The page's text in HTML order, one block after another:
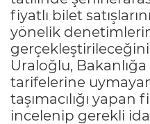
fiyatlı bilet
yönelik denetimlerin
Uraloğlu,
tarifelerine
taşımacılığı yapan
incelenip gerekli